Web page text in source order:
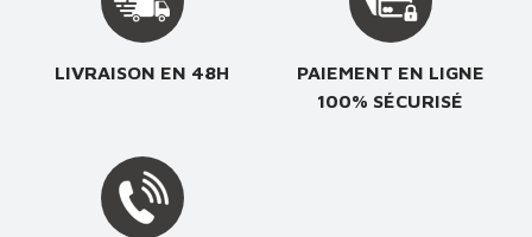
LIVRAISON EN 48H
PAIEMENT EN LIGNE
100% SÉCURISÉ